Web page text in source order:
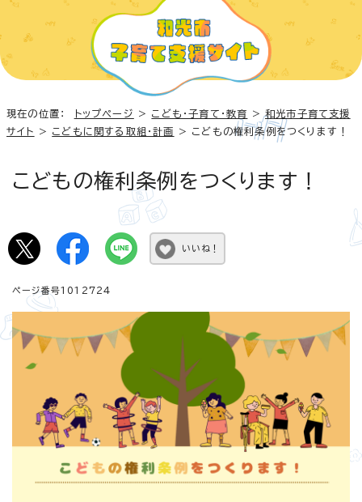
現在の位置： トップページ > こども・子育て・教育 >和光市子育て支援
サイト
> こどもに関する取組・計画 > こどもの権利条例をつくります！
こどもの権利条例をつくります！
いいね！
ページ番号1012724